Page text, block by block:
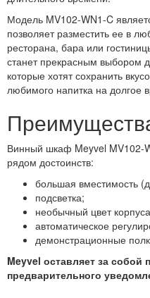
Модель MV102-WN1-C
позволяет разместить ее в
ресторана, бара или
станет прекрасным выбором
которые хотят сохранить
любимого напитка на долгое
Винный шкаф Meyvel MV102-
рядом достоинств:
большая вместимость
подсветка;
необычный цвет
автоматическое
демонстрационные
Meyvel оставляет за собой
предварительного